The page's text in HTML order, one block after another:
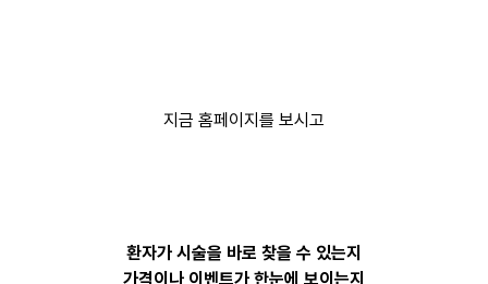
지금 홈페이지를 보시고
환자가 시술을 바로 찾을 수 있는지
가격이나 이벤트가 한눈에 보이는지